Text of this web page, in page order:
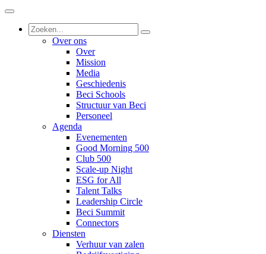
Over ons
Over
Mission
Media
Geschiedenis
Beci Schools
Structuur van Beci
Personeel
Agenda
Evenementen
Good Morning 500
Club 500
Scale-up Night
ESG for All
Talent Talks
Leadership Circle
Beci Summit
Connectors
Diensten
Verhuur van zalen